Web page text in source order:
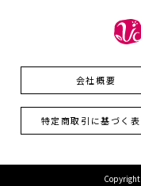
会社概要
特定商取引に基づく